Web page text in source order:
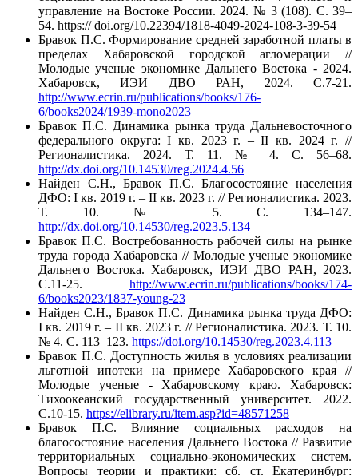
управление на Востоке России. 2024. № 3 (108). С. 39–
54. https:// doi.org/10.22394/1818-4049-2024-108-3-39-54
Бравок П.С. Формирование средней заработной платы в
пределах Хабаровской городской агломерации //
Молодые ученые экономике Дальнего Востока - 2024.
Хабаровск, ИЭИ ДВО РАН, 2024. С.7-21.
http://www.ecrin.ru/publications/books/176-
6/books2024/1939-mono2023
Бравок П.С. Динамика рынка труда Дальневосточного
федерального округа: I кв. 2023 г. – II кв. 2024 г. //
Регионалистика. 2024. Т. 11. № 4. С. 56–68.
http://dx.doi.org/10.14530/reg.2024.4.56
Найден С.Н., Бравок П.С. Благосостояние населения
ДФО: I кв. 2019 г. – II кв. 2023 г. // Регионалистика. 2023.
Т. 10. № 5. С. 134–147.
http://dx.doi.org/10.14530/reg.2023.5.134
Бравок П.С. Востребованность рабочей силы на рынке
труда города Хабаровска // Молодые ученые экономике
Дальнего Востока. Хабаровск, ИЭИ ДВО РАН, 2023.
С.11-25. http://www.ecrin.ru/publications/books/174-
6/books2023/1837-young-23
Найден С.Н., Бравок П.С. Динамика рынка труда ДФО:
I кв. 2019 г. – II кв. 2023 г. // Регионалистика. 2023. Т. 10.
№ 4. С. 113–123. https://doi.org/10.14530/reg.2023.4.113
Бравок П.С. Доступность жилья в условиях реализации
льготной ипотеки на примере Хабаровского края //
Молодые ученые - Хабаровскому краю. Хабаровск:
Тихоокеанский государственный университет. 2022.
С.10-15. https://elibrary.ru/item.asp?id=48571258
Бравок П.С. Влияние социальных расходов на
благосостояние населения Дальнего Востока // Развитие
территориальных социально-экономических систем.
Вопросы теории и практики: сб. ст. Екатеринбург: